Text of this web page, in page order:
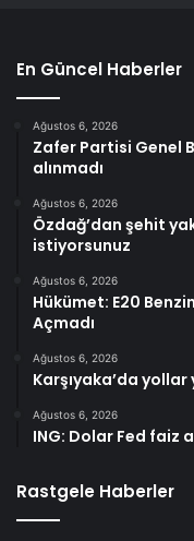
En Güncel Haberler
Ağustos 6, 2026
Zafer Partisi Genel
alınmadı
Ağustos 6, 2026
Özdağ’dan şehit
istiyorsunuz
Ağustos 6, 2026
Hükümet: E20
Açmadı
Ağustos 6, 2026
Karşıyaka’da
Ağustos 6, 2026
ING: Dolar Fed faiz
Rastgele Haberler